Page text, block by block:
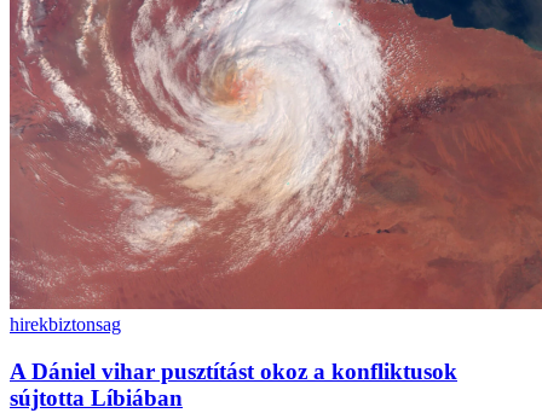
hirekbiztonsag
A Dániel vihar pusztítást okoz a konfliktusok
sújtotta Líbiában